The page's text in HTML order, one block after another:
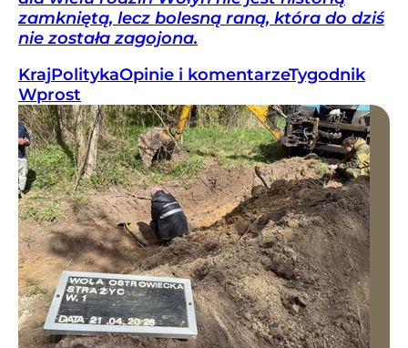
zamkniętą, lecz bolesną raną, która do dziś
nie została zagojona.
KrajPolitykaOpinie i komentarzeTygodnik
Wprost